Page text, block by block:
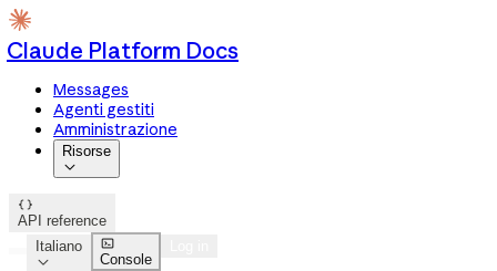
Claude Platform Docs
Messages
Agenti gestiti
Amministrazione
Risorse


API reference
Italiano


Console